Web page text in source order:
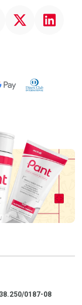
Twitter Linkedin
Pay
Diners Club
0187-08